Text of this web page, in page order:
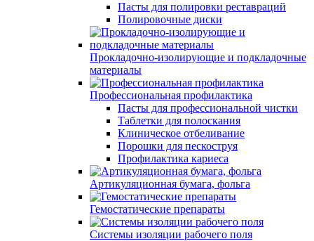
Пасты для полировки реставраций
Полировочные диски
Прокладочно-изолирующие и подкладочные
материалы
Профессиональная профилактика
Пасты для профессиональной чистки
Таблетки для полоскания
Клиническое отбеливание
Порошки для пескоструя
Профилактика кариеса
Артикуляционная бумага, фольга
Гемостатические препараты
Системы изоляции рабочего поля